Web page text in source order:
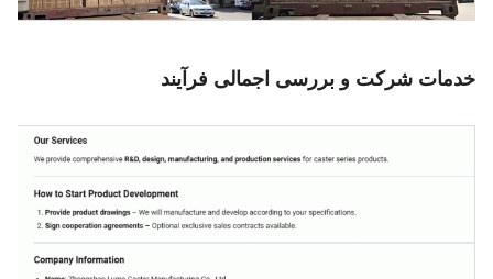
خدمات شرکت و بررسی اجمالی فرآیند